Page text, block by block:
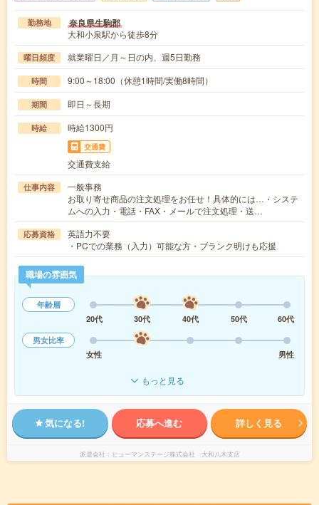
勤務地 奈良県生駒郡
大和小泉駅から徒歩8分
曜日頻度 就業曜日／月～日の内、週5日勤務
時間 9:00～18:00（休憩1時間/実働8時間）
期間 即日～長期
時給 時給1300円
交通費
交通費支給
仕事内容
一般事務
お取り寄せ商品の注文処理をお任せ！具体的には…・システ
ムへの入力・電話・FAX・メールで注文処理・送…
応募資格
英語力不要
・PCでの業務（入力）可能な方・ブランク明けも応援
職場の雰囲気
年齢層
20代
30代 40代 50代
60代
男女比率
女性
男性
もっと見る
気になる! 応募へ進む 詳しく見る
派遣会社 ヒューマンステージ株式会社 大和八木支店